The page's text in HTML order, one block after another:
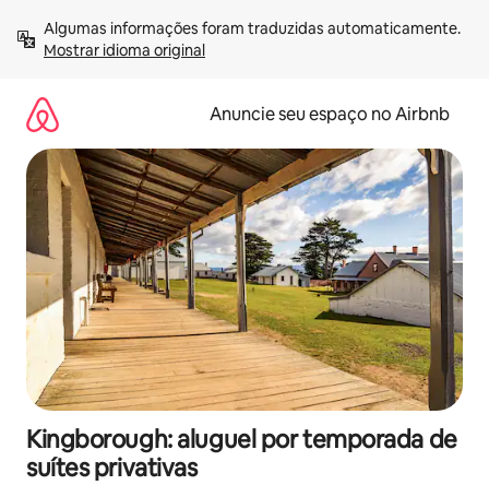
para
Mostrar idioma original
Anuncie seu espaço no Airbnb
Kingborough: aluguel por temporada de
suítes privativas